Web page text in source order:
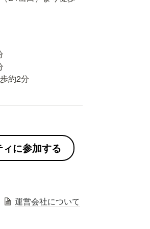
約2分
に参加する
運営会社について